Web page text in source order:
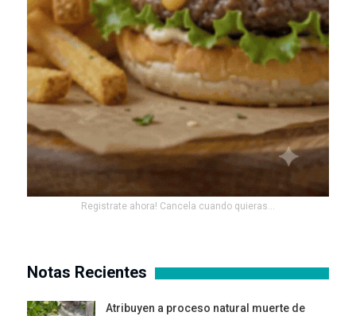
Registrate ahora! Cancela cuando quieras...
Notas Recientes
Atribuyen a proceso natural muerte de